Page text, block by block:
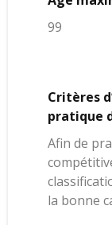
99
Critères
pratique
Afin de
la bonne